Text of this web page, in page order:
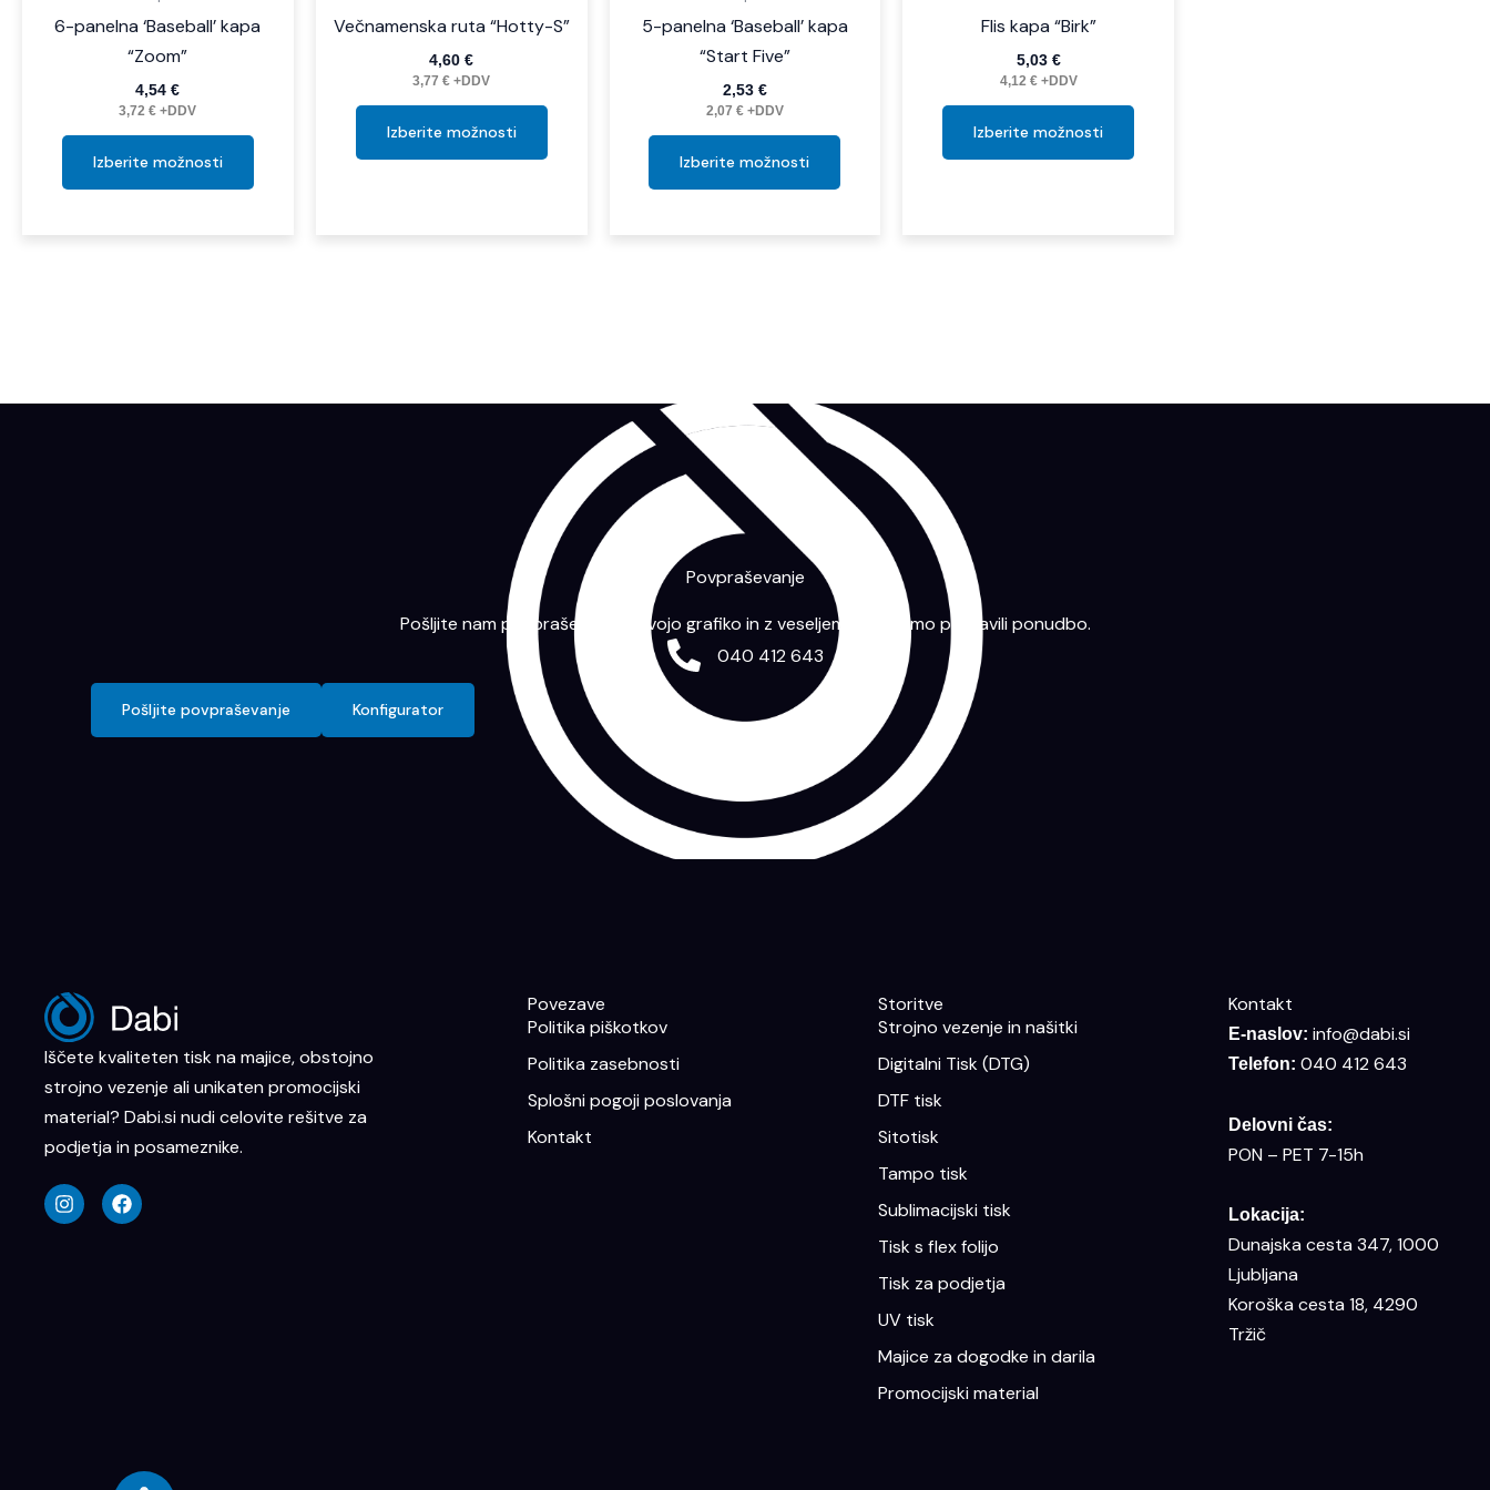
6-panelna ‘Baseball’ kapa
“Zoom”
4,54€
3,72€ +DDV
Izberite možnosti
Večnamenska ruta “Hotty-S”
4,60€
3,77€ +DDV
Izberite možnosti
5-panelna ‘Baseball’ kapa
“Start Five”
2,53 €
2,07 €+DDV
Izberite možnosti
Flis kapa “Birk”
5,03 €
4,12 €+DDV
Izberite možnosti
Povpraševanje
Pošljite nam povpraševanje s svojo grafiko in z veseljem vam bomo pripravili ponudbo.
040 412 643
Pošljite povpraševanje Konfigurator
Iščete kvaliteten tisk na majice, obstojno
strojno vezenje ali unikaten promocijski
material? Dabi.si nudi celovite rešitve za
podjetja in posameznike.
n
s
t
a
c
e
Povezave
Politika piškotkov
Politika zasebnosti
Splošni pogoji poslovanja
Kontakt
Storitve
Strojno vezenje in našitki
Digitalni Tisk (DTG)
DTF tisk
Sitotisk
Tampo tisk
Sublimacijski tisk
Tisk s flex folijo
Tisk za podjetja
UV tisk
Majice za dogodke in darila
Promocijski material
Kontakt
E-naslov: info@dabi.si
Telefon: 040 412 643
Delovni čas:
PON – PET 7-15h
Lokacija:
Dunajska cesta 347, 1000
Ljubljana
Koroška cesta 18, 4290
Tržič